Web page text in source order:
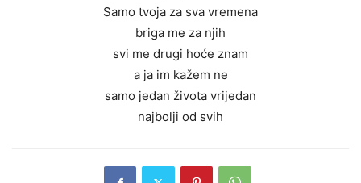
Samo tvoja za sva vremena
briga me za njih
svi me drugi hoće znam
a ja im kažem ne
samo jedan života vrijedan
najbolji od svih